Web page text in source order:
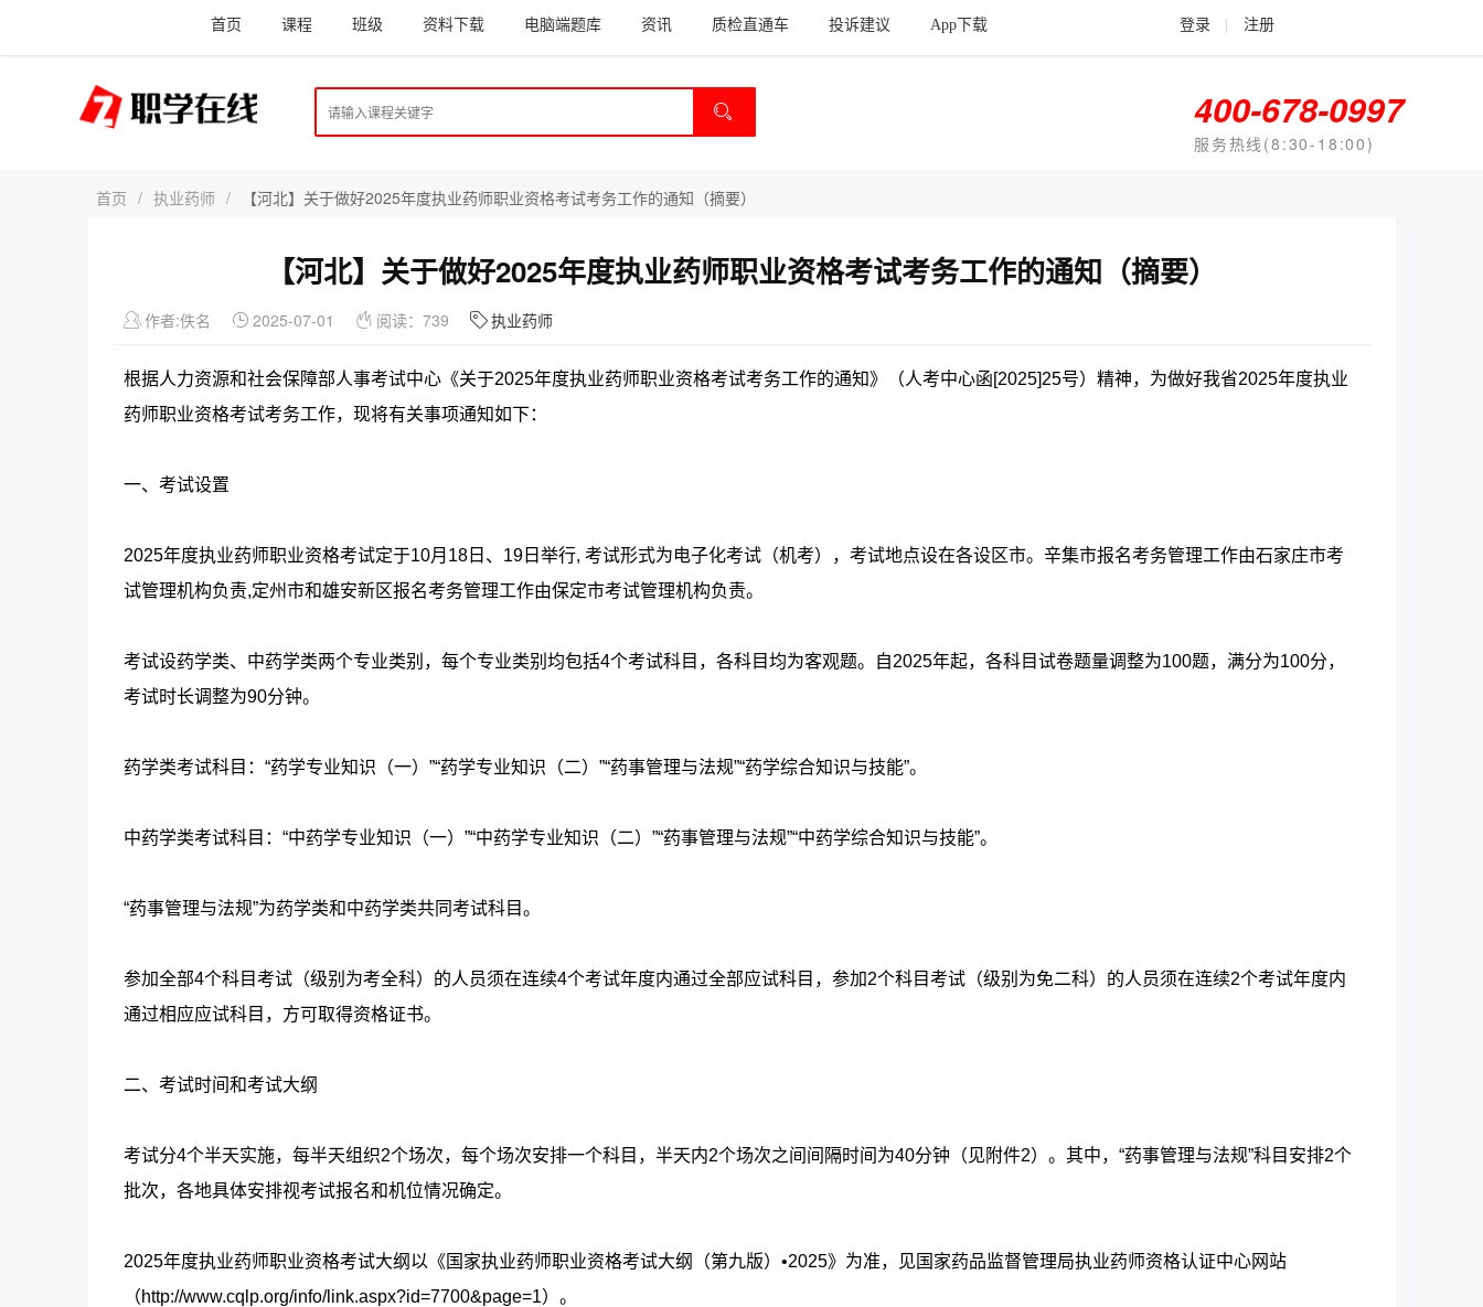
首页 课程 班级 资料下载 电脑端题库 资讯 质检直通车 投诉建议 App下载 登录 注册
400-678-0997
服务热线(8:30-18:00)
首页 / 执业药师 / 【河北】关于做好2025年度执业药师职业资格考试考务工作的通知（摘要）
【河北】关于做好2025年度执业药师职业资格考试考务工作的通知（摘要）
作者:佚名 2025-07-01 阅读：739 执业药师
根据人力资源和社会保障部人事考试中心《关于2025年度执业药师职业资格考试考务工作的通知》（人考中心函[2025]25号）精神，为做好我省2025年度执业
药师职业资格考试考务工作，现将有关事项通知如下：
一、考试设置
2025年度执业药师职业资格考试定于10月18日、19日举行, 考试形式为电子化考试（机考），考试地点设在各设区市。辛集市报名考务管理工作由石家庄市考
试管理机构负责,定州市和雄安新区报名考务管理工作由保定市考试管理机构负责。
考试设药学类、中药学类两个专业类别，每个专业类别均包括4个考试科目，各科目均为客观题。自2025年起，各科目试卷题量调整为100题，满分为100分，
考试时长调整为90分钟。
药学类考试科目：“药学专业知识（一）”“药学专业知识（二）”“药事管理与法规”“药学综合知识与技能”。
中药学类考试科目：“中药学专业知识（一）”“中药学专业知识（二）”“药事管理与法规”“中药学综合知识与技能”。
“药事管理与法规”为药学类和中药学类共同考试科目。
参加全部4个科目考试（级别为考全科）的人员须在连续4个考试年度内通过全部应试科目，参加2个科目考试（级别为免二科）的人员须在连续2个考试年度内
通过相应应试科目，方可取得资格证书。
二、考试时间和考试大纲
考试分4个半天实施，每半天组织2个场次，每个场次安排一个科目，半天内2个场次之间间隔时间为40分钟（见附件2）。其中，“药事管理与法规”科目安排2个
批次，各地具体安排视考试报名和机位情况确定。
2025年度执业药师职业资格考试大纲以《国家执业药师职业资格考试大纲（第九版）•2025》为准，见国家药品监督管理局执业药师资格认证中心网站
（http://www.cqlp.org/info/link.aspx?id=7700&page=1）。